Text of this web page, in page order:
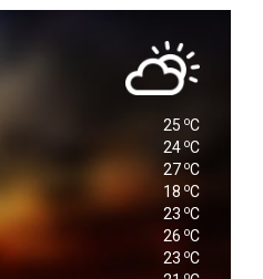
25 oC
24 oC
27 oC
18 oC
23 oC
26 oC
23 oC
o